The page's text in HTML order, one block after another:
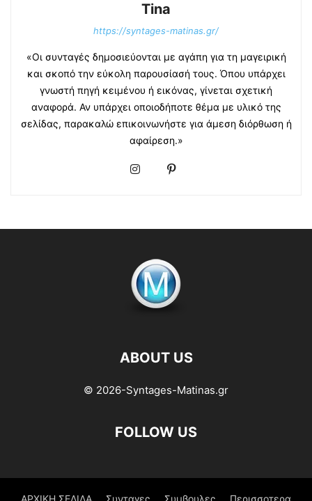
Tina
https://syntages-matinas.gr/
«Οι συνταγές δημοσιεύονται με αγάπη για τη μαγειρική
και σκοπό την εύκολη παρουσίασή τους. Όπου υπάρχει
γνωστή πηγή κειμένου ή εικόνας, γίνεται σχετική
αναφορά. Αν υπάρχει οποιοδήποτε θέμα με υλικό της
σελίδας, παρακαλώ επικοινωνήστε για άμεση διόρθωση ή
αφαίρεση.»
ABOUT US
© 2026-Syntages-Matinas.gr
FOLLOW US